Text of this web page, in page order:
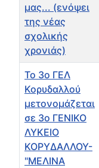
μας... (ενόψει
της νέας
σχολικής
χρονιάς)
Το 3ο ΓΕΛ
Κορυδαλλού
μετονομάζεται
σε 3ο ΓΕΝΙΚΟ
ΛΥΚΕΙΟ
ΚΟΡΥΔΑΛΛΟΥ-
"ΜΕΛΙΝΑ